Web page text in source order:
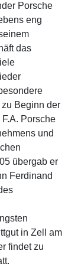
Porsche
eng
das
Beginn der
Porsche
und
übergab er
Ferdinand
in Zell am
findet zu